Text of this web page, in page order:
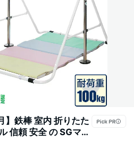
】鉄棒 室内 折りたた
信頼 安全 の SGマー
う おりたたみ 折り